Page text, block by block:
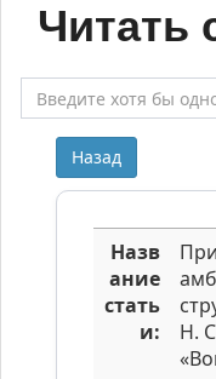
Читать
Назад
Назв
ание
стать
и:
Н.